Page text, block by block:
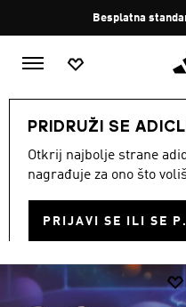
Besplatna
PRIDRUŽI SE
Otkrij najbolje strane
nagrađuje za ono što
MODNE MARKE
OBUĆA